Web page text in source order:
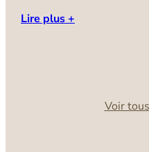
Lire plus +
Voir